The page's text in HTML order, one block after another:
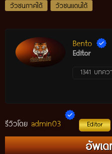
วัวชนภาคใต้
วัวชนแดนใต้
Bento
Editor
1341 บทคว
รีวิวโดย admin03 Editor
อัพเ